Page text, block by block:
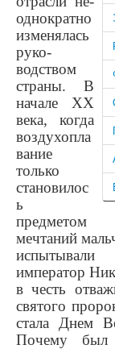
однократно
изменялась
руко­
водством
страны. В
начале XX
века, когда
воздухопла
вание
только
становилос
ь
предметом
мечтаний
испытывали
император
в честь
святого
стала Днем
Почему был